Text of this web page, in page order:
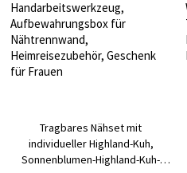
Tragbares Nähset mit
individueller Highland-Kuh,
Sonnenblumen-Highland-Kuh-